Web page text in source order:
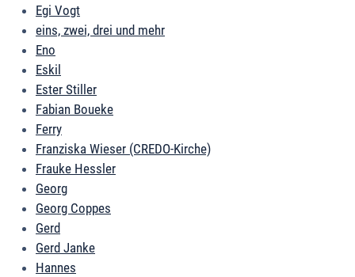
Egi Vogt
eins, zwei, drei und mehr
Eno
Eskil
Ester Stiller
Fabian Boueke
Ferry
Franziska Wieser (CREDO-Kirche)
Frauke Hessler
Georg
Georg Coppes
Gerd
Gerd Janke
Hannes